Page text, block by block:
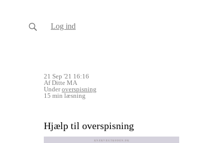
Log ind
21 Sep '21 16:16
Af Ditte MA
Underoverspisning
15 min læsning
Hjælp til overspisning